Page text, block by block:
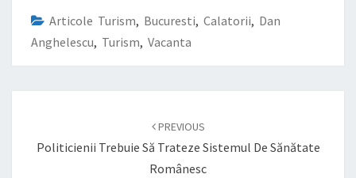
Articole Turism, Bucuresti, Calatorii, Dan
Anghelescu, Turism, Vacanta
PREVIOUS
Politicienii Trebuie Să Trateze Sistemul De Sănătate
Românesc